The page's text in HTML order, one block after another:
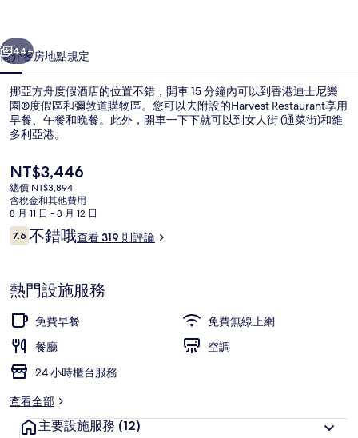
店
的
相
片
個 下一個
44+
簡介客房地點規定
挪亞方舟度假酒店的位置不錯，開車 15 分鐘內可以到香港迪士尼樂
園®度假區和彌敦道購物區。您可以去附設的Harvest Restaurant享用
早餐、午餐和晚餐。此外，開車一下下就可以到女人街 (通菜街)和維
多利亞港。
目
前
的
價
格
是
NT$3,446
總價 NT$3,894
含稅金和其他費用
8 月 11 日 - 8 月 12 日
評
論
7.67.6 分，滿分 10 分，
不錯哦查看 319 則評論
熱門設施服務
免費早餐
免費無線上網
餐廳
空調
24 小時櫃台服務
查看全部
主要設施服務 (12)